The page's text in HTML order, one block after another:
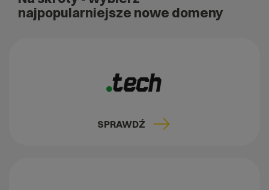
najpopularniejsze nowe domeny
SPRAWDŹ